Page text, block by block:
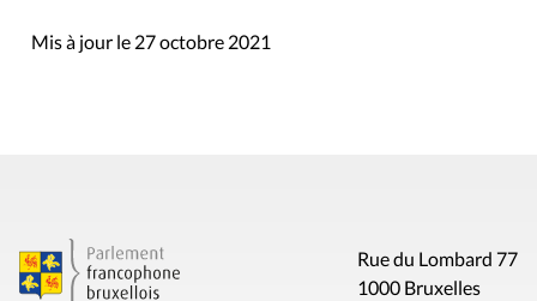
Mis à jour le 27 octobre 2021
Rue du Lombard 77
1000 Bruxelles